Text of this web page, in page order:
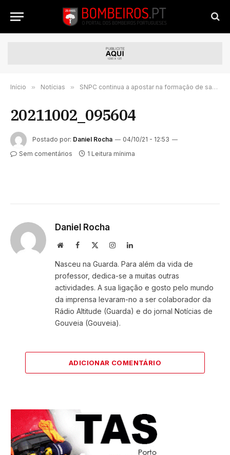
Início » Notícias » SNPC continua a apostar na formação de sapadores florestais e bombeiros
20211002_095604
Postado por: Daniel Rocha
04/10/21 - 12:53
Sem comentários
1 Leitura mínima
Daniel Rocha
WebsiteFacebook InstagramLinkedIn
Nasceu na Guarda. Para além da vida de
professor, dedica-se a muitas outras
actividades. A sua ligação e gosto pelo mundo
da imprensa levaram-no a ser colaborador da
Rádio Altitude (Guarda) e do jornal Notícias de
Gouveia (Gouveia).
ADICIONAR COMENTÁRIO